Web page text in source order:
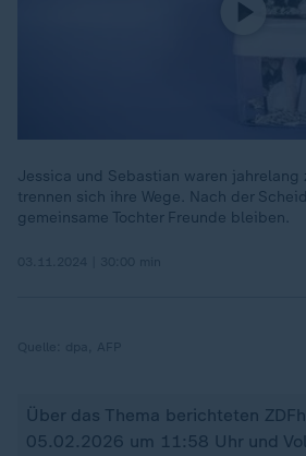
Jessica und Sebastian waren jahrelang
trennen sich ihre Wege. Nach der
gemeinsame Tochter Freunde bleiben.
Über das Thema berichteten
05.02.2026 um 11:58 Uhr und